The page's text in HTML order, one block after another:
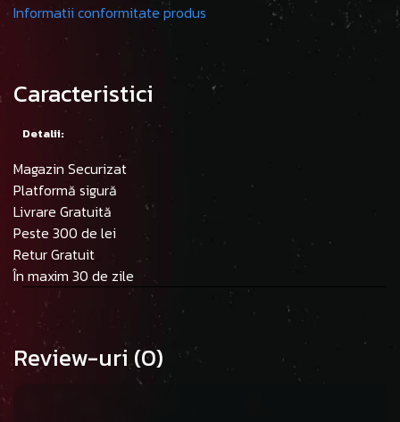
Informatii conformitate produs
Caracteristici
Detalii:
Magazin Securizat
Platformă sigură
Livrare Gratuită
Peste 300 de lei
Retur Gratuit
În maxim 30 de zile
Review-uri(0)